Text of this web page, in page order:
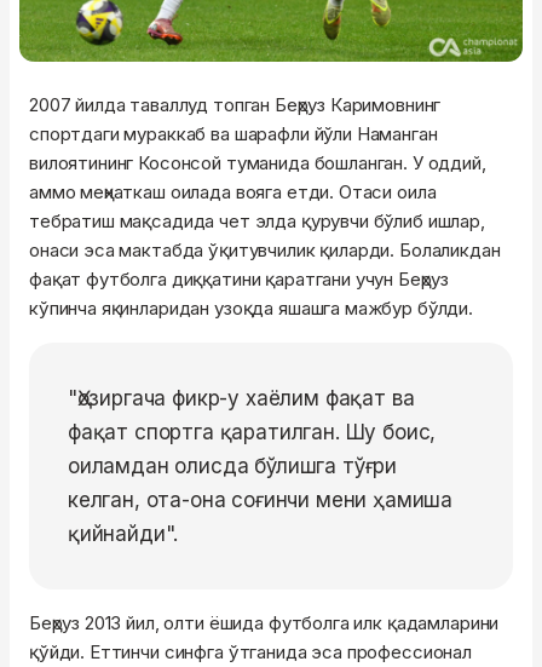
2007 йилда таваллуд топган Беҳруз Каримовнинг
спортдаги мураккаб ва шарафли йўли Наманган
вилоятининг Косонсой туманида бошланган. У оддий,
аммо меҳнаткаш оилада вояга етди. Отаси оила
тебратиш мақсадида чет элда қурувчи бўлиб ишлар,
онаси эса мактабда ўқитувчилик қиларди. Болаликдан
фақат футболга диққатини қаратгани учун Беҳруз
кўпинча яқинларидан узоқда яшашга мажбур бўлди.
"Ҳозиргача фикр-у хаёлим фақат ва
фақат спортга қаратилган. Шу боис,
оиламдан олисда бўлишга тўғри
келган, ота-она соғинчи мени ҳамиша
қийнайди".
Беҳруз 2013 йил, олти ёшида футболга илк қадамларини
қўйди. Еттинчи синфга ўтганида эса профессионал